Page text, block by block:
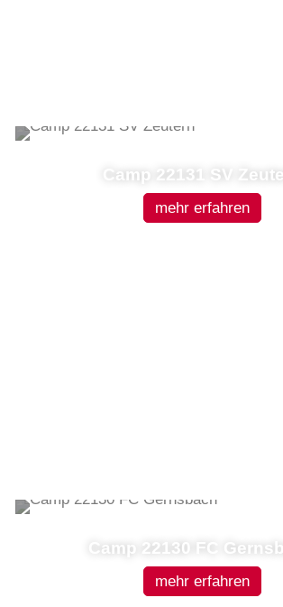
Camp 22131 SV
mehr erfahren
Camp 22130 FC
mehr erfahren